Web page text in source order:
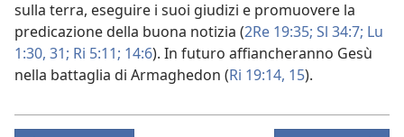
sulla terra, eseguire i suoi giudizi e promuovere la
predicazione della buona notizia (2Re 19:35; Sl 34:7; Lu
1:30, 31; Ri 5:11; 14:6). In futuro affiancheranno Gesù
nella battaglia di Armaghedon (Ri 19:14, 15).